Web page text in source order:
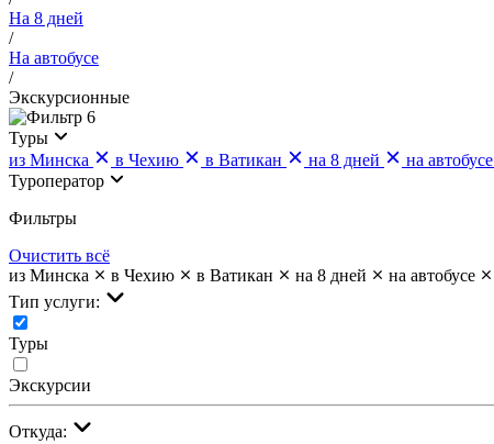
На 8 дней
/
На автобусе
/
Экскурсионные
6
Туры
из Минска
в Чехию в Ватикан на 8 дней на автобусе
Туроператор
Фильтры
Очистить всё
из Минска
в Чехию в Ватикан на 8 дней на автобусе
Тип услуги:
Туры
Экскурсии
Откуда: